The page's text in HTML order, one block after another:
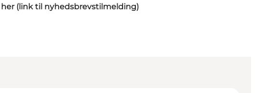
her (link til nyhedsbrevstilmelding)